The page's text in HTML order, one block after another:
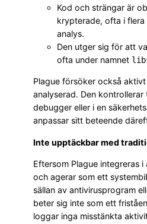
Kod och strängar är
krypterade, ofta i
analys.
Den utger sig för att
ofta under namnet
Plague försöker också
analyserad. Den
debugger eller i en
anpassar sitt beteende
Inte upptäckbar med
Eftersom Plague integreras
och agerar som ett
sällan av antivirusprogram
beter sig inte som ett
loggar inga misstänkta